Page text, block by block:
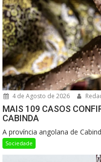
4 de Agosto de 2026
MAIS 109 CASOS
CABINDA
A província angolana de
Sociedade